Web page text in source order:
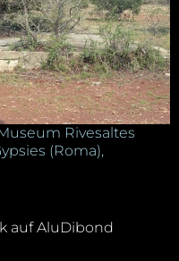
Rivesaltes
(Roma),
auf AluDibond